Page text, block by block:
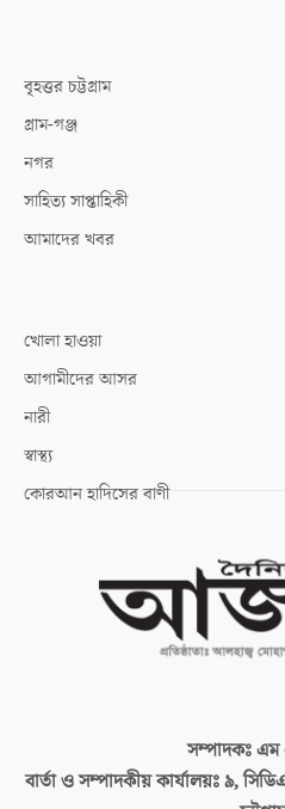
বৃহত্তর চট্টগ্রাম
গ্রাম-গঞ্জ
নগর
সাহিত্য সাপ্তাহিকী
আমাদের খবর
খোলা হাওয়া
আগামীদের আসর
নারী
স্বাস্থ্য
কোরআন হাদিসের বাণী
সম্পাদকঃএম
বার্তা ও সম্পাদকীয় কার্যালয়ঃ৯,